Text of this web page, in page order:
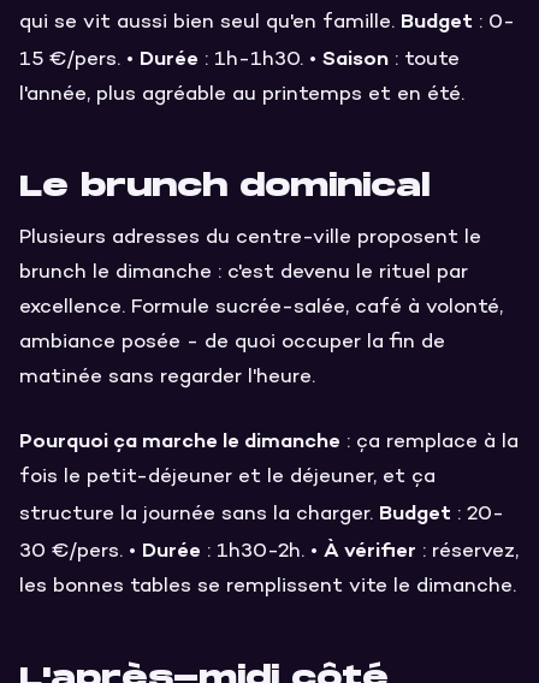
qui se vit aussi bien seul qu'en famille. Budget : 0-
15 €/pers. • Durée : 1h-1h30. • Saison : toute
l'année, plus agréable au printemps et en été.
Le brunch dominical
Plusieurs adresses du centre-ville proposent le
brunch le dimanche : c'est devenu le rituel par
excellence. Formule sucrée-salée, café à volonté,
ambiance posée - de quoi occuper la fin de
matinée sans regarder l'heure.
Pourquoi ça marche le dimanche : ça remplace à la
fois le petit-déjeuner et le déjeuner, et ça
structure la journée sans la charger. Budget : 20-
30 €/pers. • Durée : 1h30-2h. • À vérifier : réservez,
les bonnes tables se remplissent vite le dimanche.